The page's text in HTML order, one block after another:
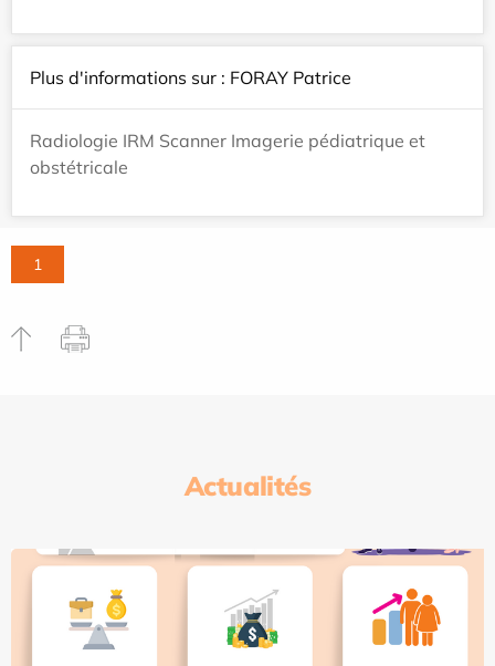
Plus d'informations sur : FORAY Patrice
Radiologie IRM Scanner Imagerie pédiatrique et
obstétricale
1
Actualités